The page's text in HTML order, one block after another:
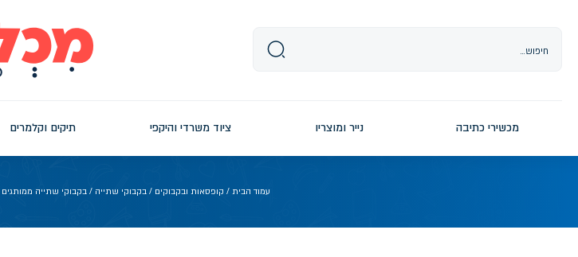
מכשירי כתיבה נייר ומוצריו ציוד משרדי והיקפי תיקים וקלמרים
עמוד הבית / קופסאות ובקבוקים / בקבוקי שתייה / בקבוקי שתייה ממותגים